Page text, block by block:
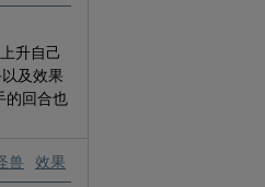
升自己
及效果
的回合也
兽 效果